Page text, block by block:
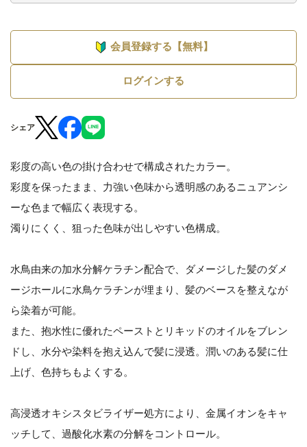
会員登録する【無料】
ログインする
シェア
彩度の高い色の掛け合わせで構成されたカラー。
彩度を保ったまま、力強い色味から透明感のあるニュアンシ
ーな色まで幅広く表現する。
濁りにくく、狙った色味が出しやすい色構成。
水鳥由来の加水分解ケラチン配合で、ダメージした髪のダメ
ージホールに水鳥ケラチンが埋まり、髪のベースを整えなが
ら染着が可能。
また、抱水性に優れたペーストとリキッドのオイルをブレン
ドし、水分や染料を抱え込んで髪に浸透。潤いのある髪に仕
上げ、色持ちもよくする。
高浸透オキシスタビライザー処方により、金属イオンをキャ
ッチして、過酸化水素の分解をコントロール。